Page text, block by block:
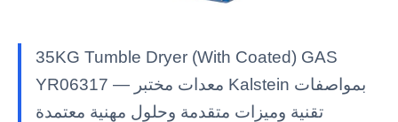
35KG Tumble Dryer (With Coated) GAS
YR06317 — معدات مختبر Kalstein بمواصفات
تقنية وميزات متقدمة وحلول مهنية معتمدة